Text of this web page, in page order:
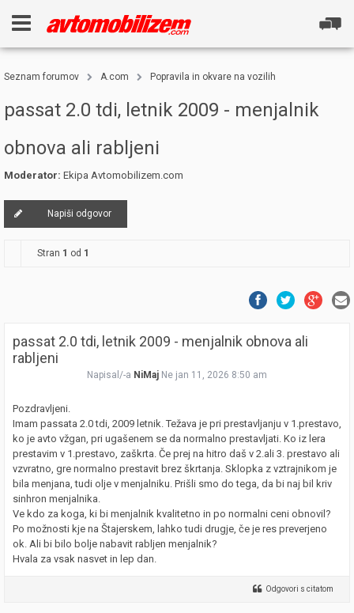
Seznam forumov A.com Popravila in okvare na vozilih
passat 2.0 tdi, letnik 2009 - menjalnik
obnova ali rabljeni
Moderator: Ekipa Avtomobilizem.com
Napiši odgovor
Stran 1 od 1
passat 2.0 tdi, letnik 2009 - menjalnik obnova ali
rabljeni
Napisal/-a NiMaj Ne jan 11, 2026 8:50 am
Pozdravljeni.
Imam passata 2.0 tdi, 2009 letnik. Težava je pri prestavljanju v 1.prestavo,
ko je avto vžgan, pri ugašenem se da normalno prestavljati. Ko iz lera
prestavim v 1.prestavo, zaškrta. Če prej na hitro daš v 2.ali 3. prestavo ali
vzvratno, gre normalno prestavit brez škrtanja. Sklopka z vztrajnikom je
bila menjana, tudi olje v menjalniku. Prišli smo do tega, da bi naj bil kriv
sinhron menjalnika.
Ve kdo za koga, ki bi menjalnik kvalitetno in po normalni ceni obnovil?
Po možnosti kje na Štajerskem, lahko tudi drugje, če je res preverjeno
ok. Ali bi bilo bolje nabavit rabljen menjalnik?
Hvala za vsak nasvet in lep dan.
Odgovori s citatom